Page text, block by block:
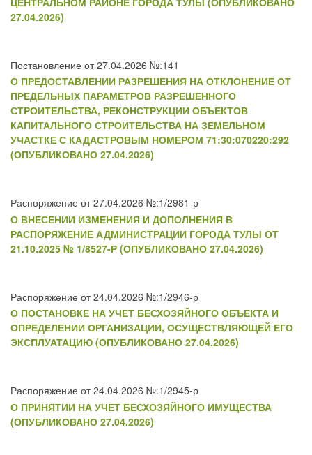
27.04.2026)
Постановление от 27.04.2026 №:141
О ПРЕДОСТАВЛЕНИИ РАЗРЕШЕНИЯ НА ОТКЛОНЕНИЕ ОТ
ПРЕДЕЛЬНЫХ ПАРАМЕТРОВ РАЗРЕШЕННОГО
СТРОИТЕЛЬСТВА, РЕКОНСТРУКЦИИ ОБЪЕКТОВ
КАПИТАЛЬНОГО СТРОИТЕЛЬСТВА НА ЗЕМЕЛЬНОМ
УЧАСТКЕ С КАДАСТРОВЫМ НОМЕРОМ 71:30:070220:292
(ОПУБЛИКОВАНО 27.04.2026)
Распоряжение от 27.04.2026 №:1/2981-р
О ВНЕСЕНИИ ИЗМЕНЕНИЯ И ДОПОЛНЕНИЯ В
РАСПОРЯЖЕНИЕ АДМИНИСТРАЦИИ ГОРОДА ТУЛЫ ОТ
21.10.2025 № 1/8527-Р (ОПУБЛИКОВАНО 27.04.2026)
Распоряжение от 24.04.2026 №:1/2946-р
О ПОСТАНОВКЕ НА УЧЕТ БЕСХОЗЯЙНОГО ОБЪЕКТА И
ОПРЕДЕЛЕНИИ ОРГАНИЗАЦИИ, ОСУЩЕСТВЛЯЮЩЕЙ ЕГО
ЭКСПЛУАТАЦИЮ (ОПУБЛИКОВАНО 27.04.2026)
Распоряжение от 24.04.2026 №:1/2945-р
О ПРИНЯТИИ НА УЧЕТ БЕСХОЗЯЙНОГО ИМУЩЕСТВА
(ОПУБЛИКОВАНО 27.04.2026)